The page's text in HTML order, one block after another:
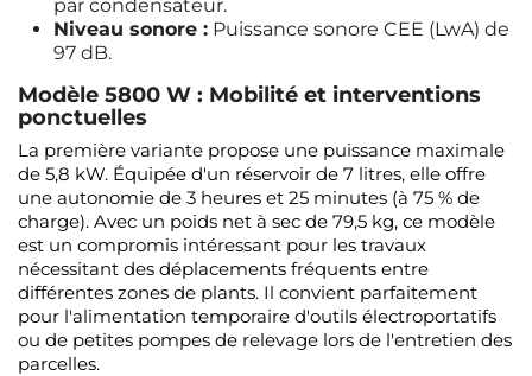
par condensateur.
Niveau sonore : Puissance sonore CEE (LwA) de
97 dB.
Modèle 5800 W : Mobilité et interventions
ponctuelles
La première variante propose une puissance maximale
de 5,8 kW. Équipée d'un réservoir de 7 litres, elle offre
une autonomie de 3 heures et 25 minutes (à 75 % de
charge). Avec un poids net à sec de 79,5 kg, ce modèle
est un compromis intéressant pour les travaux
nécessitant des déplacements fréquents entre
différentes zones de plants. Il convient parfaitement
pour l'alimentation temporaire d'outils électroportatifs
ou de petites pompes de relevage lors de l'entretien des
parcelles.